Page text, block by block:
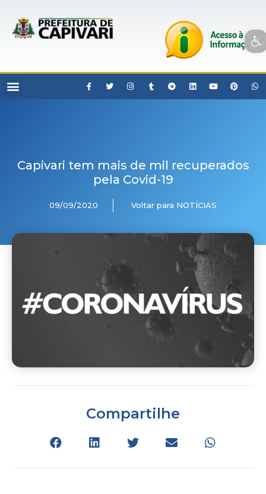
Open toolbar
Capivari tem mais de mil recuperados
pela Covid-19
09/09/2020 Voltar para NOTÍCIAS
Compartilhe